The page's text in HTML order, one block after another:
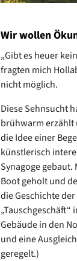
Wir wollen
„Gibt es heuer
fragten mich
nicht möglich.
Diese Sehnsucht
brühwarm erzählt
die Idee einer
künstlerisch
Synagoge
Boot geholt und
die Geschichte
Gebäude in den
und eine
geregelt.)